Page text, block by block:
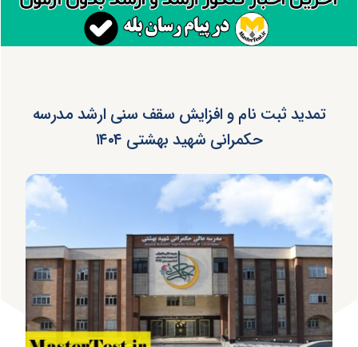
تمدید ثبت نام و افزایش سقف سنی ارشد مدرسه
حکمرانی شهید بهشتی ۱۴۰۴